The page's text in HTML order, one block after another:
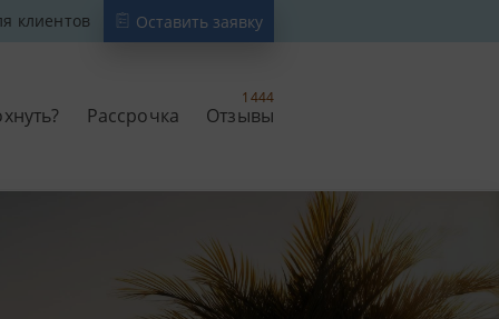
клиентов Оставить заявку
Рассрочка Отзывы
1444